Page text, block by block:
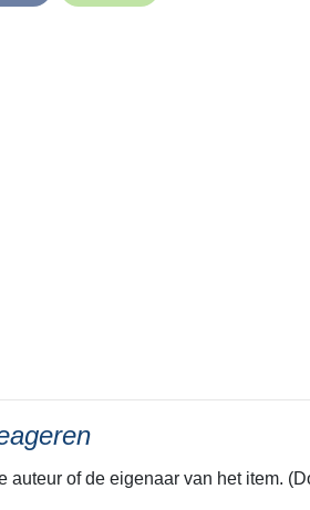
of de eigenaar van het item.